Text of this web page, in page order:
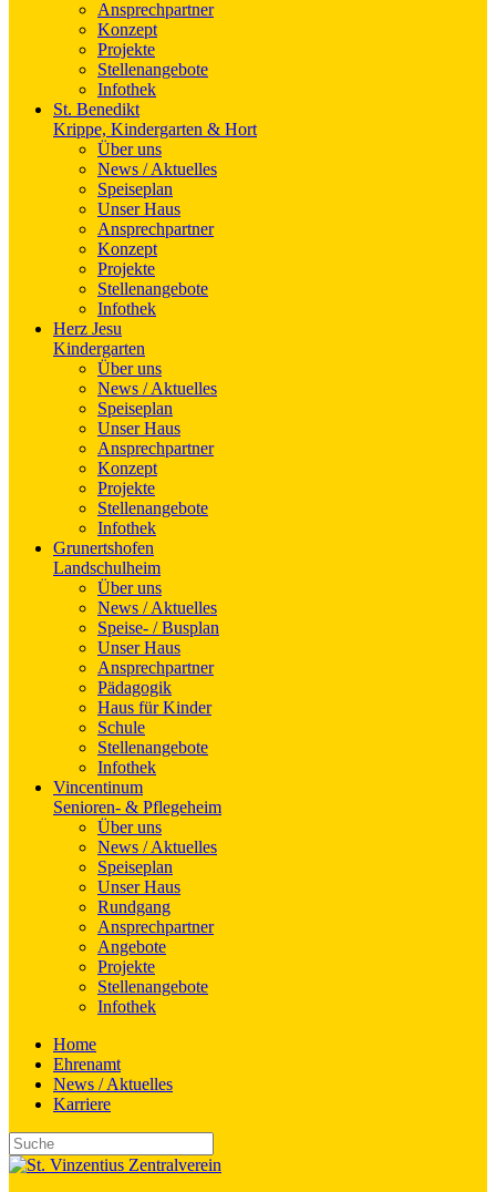
Ansprechpartner
Konzept
Projekte
Stellenangebote
Infothek
St. Benedikt
Krippe, Kindergarten & Hort
Über uns
News / Aktuelles
Speiseplan
Unser Haus
Ansprechpartner
Konzept
Projekte
Stellenangebote
Infothek
Herz Jesu
Kindergarten
Über uns
News / Aktuelles
Speiseplan
Unser Haus
Ansprechpartner
Konzept
Projekte
Stellenangebote
Infothek
Grunertshofen
Landschulheim
Über uns
News / Aktuelles
Speise- / Busplan
Unser Haus
Ansprechpartner
Pädagogik
Haus für Kinder
Schule
Stellenangebote
Infothek
Vincentinum
Senioren- & Pflegeheim
Über uns
News / Aktuelles
Speiseplan
Unser Haus
Rundgang
Ansprechpartner
Angebote
Projekte
Stellenangebote
Infothek
Home
Ehrenamt
News / Aktuelles
Karriere